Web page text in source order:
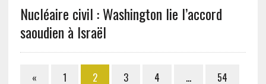
Nucléaire civil : Washington lie l’accord
saoudien à Israël
« 1 2 3 4 …
54